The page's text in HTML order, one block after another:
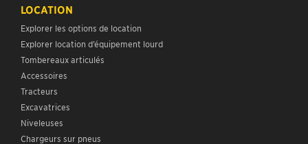
LOCATION
Explorer les options de location
Explorer location d’équipement lourd
Tombereaux articulés
Accessoires
Tracteurs
Excavatrices
Niveleuses
Chargeurs sur pneus